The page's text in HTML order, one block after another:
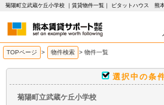
菊陽町立武蔵ケ丘小学校 ｜賃貸物件一覧｜ ピタットハウス 熊
TOPページ > 物件検索 > 物件一覧
選択中の条
菊陽町立武蔵ケ丘小学校